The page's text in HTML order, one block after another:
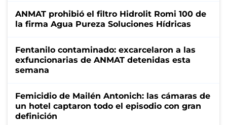
ANMAT prohibió el filtro Hidrolit Romi 100 de
la firma Agua Pureza Soluciones Hídricas
Fentanilo contaminado: excarcelaron a las
exfuncionarias de ANMAT detenidas esta
semana
Femicidio de Mailén Antonich: las cámaras de
un hotel captaron todo el episodio con gran
definición